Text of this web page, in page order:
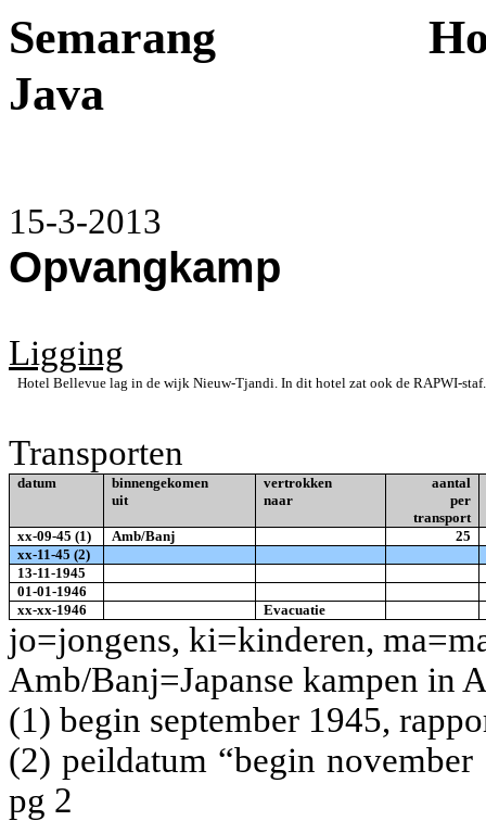
Semarang
Java
15-3-2013
Opvangkamp
Ligging
Hotel Bellevue lag in de wijk Nieuw-Tjandi. In dit hotel zat ook de RAPWI-staf.
Transporten
datum
binnengekomen
uit
vertrokken
naar
aantal
per
transport
xx-09-45 (1)
Amb/Banj
25
xx-11-45 (2)
13-11-1945
01-01-1946
xx-xx-1946
Evacuatie
jo=jongens, ki=kinderen,
Amb/Banj=Japanse kampen in
(1) begin september 1945,
(2) peildatum “begin
pg 2